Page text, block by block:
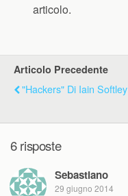
articolo.
Articolo Precedente
"Hackers" Di Iain Softley
6 risposte
Sebastiano
29 giugno 2014